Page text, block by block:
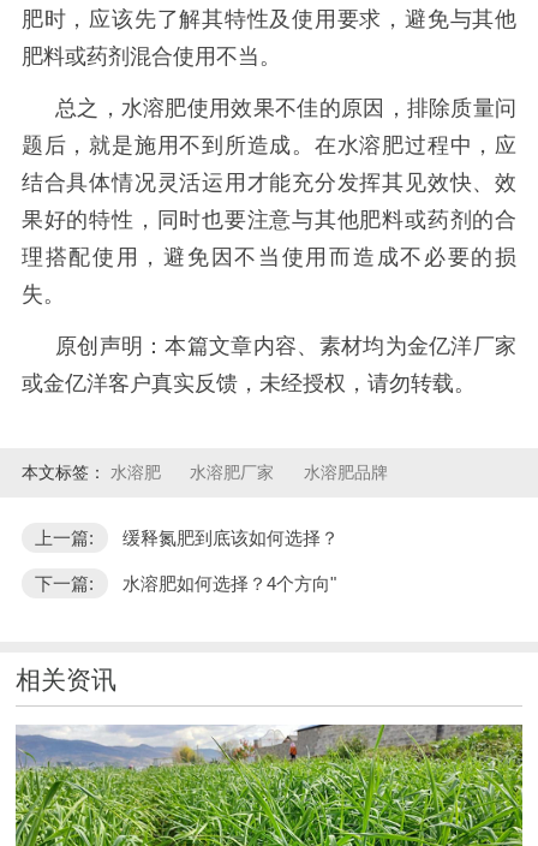
肥时，应该先了解其特性及使用要求，避免与其他
肥料或药剂混合使用不当。
总之，水溶肥使用效果不佳的原因，排除质量问
题后，就是施用不到所造成。在水溶肥过程中，应
结合具体情况灵活运用才能充分发挥其见效快、效
果好的特性，同时也要注意与其他肥料或药剂的合
理搭配使用，避免因不当使用而造成不必要的损
失。
原创声明：本篇文章内容、素材均为金亿洋厂家
或金亿洋客户真实反馈，未经授权，请勿转载。
本文标签： 水溶肥 水溶肥厂家 水溶肥品牌
上一篇: 缓释氮肥到底该如何选择？
下一篇: 水溶肥如何选择？4个方向"
相关资讯